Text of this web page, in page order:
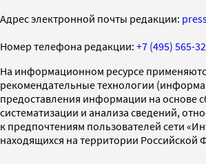
Адрес электронной почты редакции:
Номер телефона редакции: +7 (495) 565-
На информационном ресурсе
рекомендательные технологии
предоставления информации на основе
систематизации и анализа сведений,
к предпочтениям пользователей сети
находящихся на территории Российской